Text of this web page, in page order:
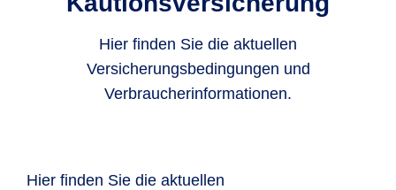
Hier finden Sie die aktuellen
Versicherungsbedingungen und
Verbraucherinformationen.
Hier finden Sie die aktuellen